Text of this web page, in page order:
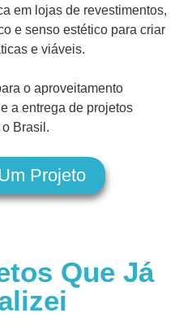
em lojas de revestimentos,
e senso estético para criar
e viáveis.
o aproveitamento
a entrega de projetos
Brasil.
Projeto
Que Já